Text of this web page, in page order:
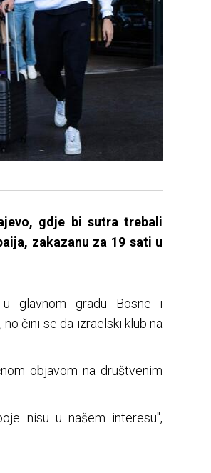
gdje bi sutra trebali
zakazanu za 19 sati u
glavnom gradu Bosne i
čini se da izraelski klub na
objavom na društvenim
nisu u našem interesu",